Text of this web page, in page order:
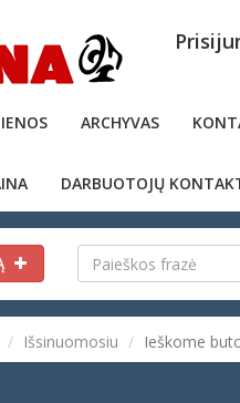
ARCHYVAS
DARBUOTOJŲ
Išsinuomosiu Ieškome